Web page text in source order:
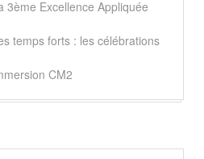
3ème Excellence Appliquée
temps forts : les célébrations
CM2